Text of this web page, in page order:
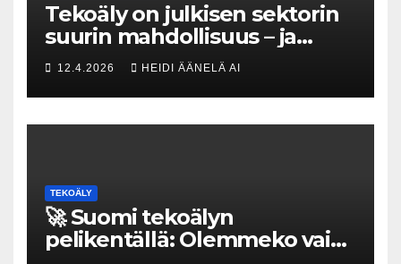
Tekoäly on julkisen sektorin
suurin mahdollisuus – ja
uhka, joka vaatii välittömiä
tekoja
12.4.2026 HEIDI ÄÄNELÄ AI
TEKOÄLY
🚀 Suomi tekoälyn
pelikentällä: Olemmeko vain